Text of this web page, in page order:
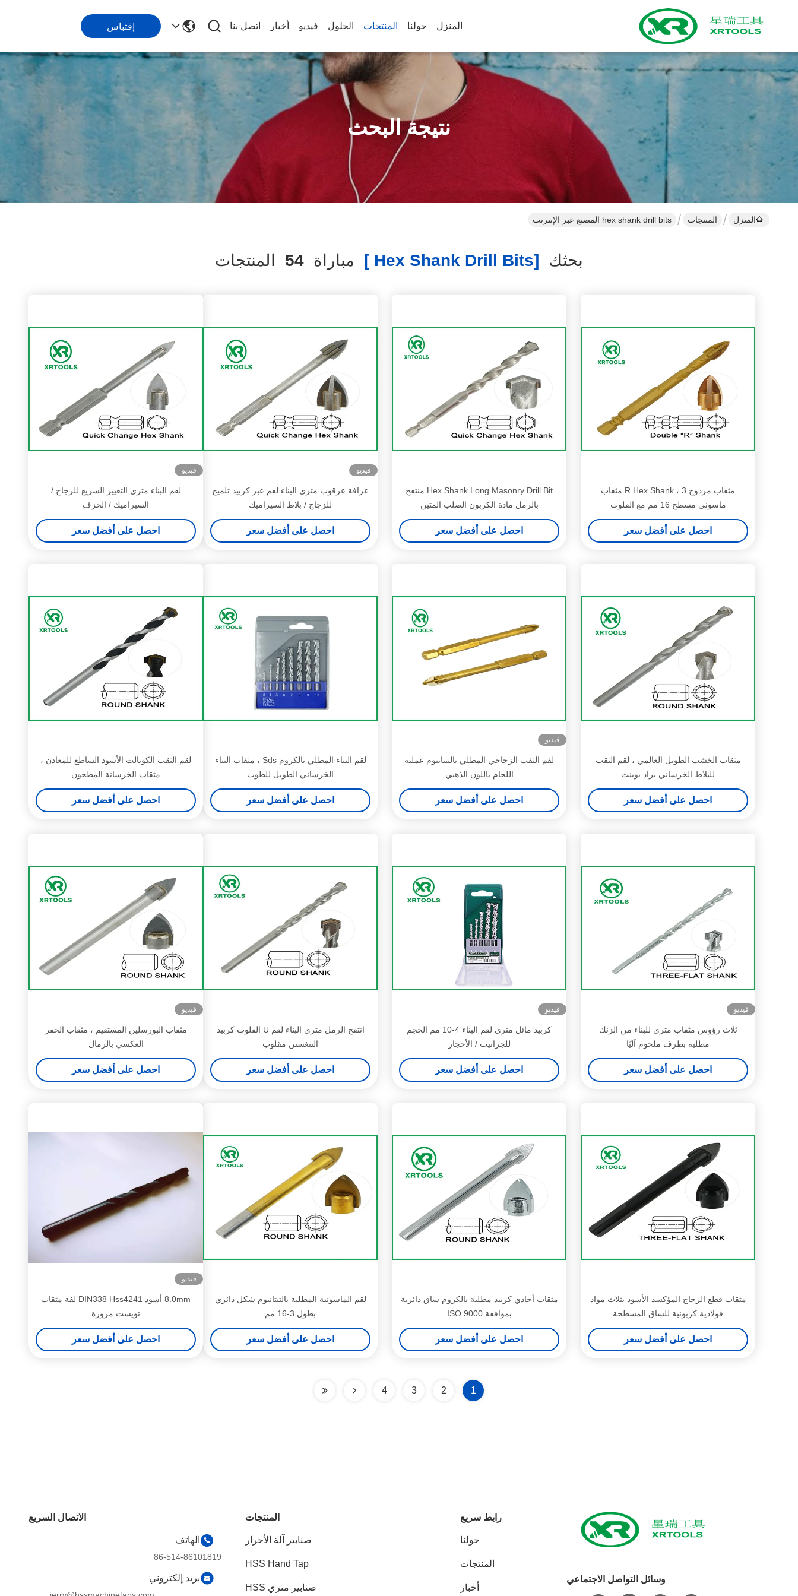
المنزل حولنا المنتجات الحلول فيديو أخبار اتصل بنا إقتباس
نتيجة البحث
المنزل المنتجات hex shank drill bits المصنع عبر الإنترنت
بحثك [hex Shank Drill Bits ] مباراة 54 المنتجات
مثقاب مزدوج R Hex Shank ، 3 مثقاب
ماسوني مسطح 16 مم مع الفلوت
احصل على أفضل سعر
Hex Shank Long Masonry Drill Bit منتفخ
بالرمل مادة الكربون الصلب المتين
احصل على أفضل سعر
فيديو
عرافة عرقوب متري البناء لقم عبر كربيد تلميح
للزجاج / بلاط السيراميك
احصل على أفضل سعر
فيديو
لقم البناء متري التغيير السريع للزجاج /
السيراميك / الخزف
احصل على أفضل سعر
مثقاب الخشب الطويل العالمي ، لقم الثقب
للبلاط الخرساني براد بوينت
احصل على أفضل سعر
فيديو
لقم الثقب الزجاجي المطلي بالتيتانيوم عملية
اللحام باللون الذهبي
احصل على أفضل سعر
لقم البناء المطلي بالكروم Sds ، مثقاب البناء
الخرساني الطويل للطوب
احصل على أفضل سعر
لقم الثقب الكوبالت الأسود الساطع للمعادن ،
مثقاب الخرسانة المطحون
احصل على أفضل سعر
فيديو
ثلاث رؤوس مثقاب متري للبناء من الزنك
مطلية بطرف ملحوم آليًا
احصل على أفضل سعر
فيديو
كربيد مائل متري لقم البناء 4-10 مم الحجم
للجرانيت / الأحجار
احصل على أفضل سعر
انتفخ الرمل متري البناء لقم U الفلوت كربيد
التنغستن مقلوب
احصل على أفضل سعر
فيديو
مثقاب البورسلين المستقيم ، مثقاب الحفر
العكسي بالرمال
احصل على أفضل سعر
مثقاب قطع الزجاج المؤكسد الأسود بثلاث مواد
فولاذية كربونية للساق المسطحة
احصل على أفضل سعر
مثقاب أحادي كربيد مطلية بالكروم ساق دائرية
بموافقة ISO 9000
احصل على أفضل سعر
لقم الماسونية المطلية بالتيتانيوم شكل دائري
بطول 3-16 مم
احصل على أفضل سعر
فيديو
8.0mm أسود DIN338 Hss4241 لفة مثقاب
تويست مزورة
احصل على أفضل سعر
1
2
3
4
وسائل التواصل الاجتماعي
رابط سريع
حولنا
المنتجات
أخبار
المنتجات
صنابير آلة الأحرار
HSS Hand Tap
صنابير متري HSS
الاتصال السريع
الهاتف
86-514-86101819
بريد إلكتروني